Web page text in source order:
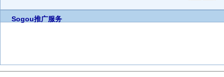
Sogou推广服务